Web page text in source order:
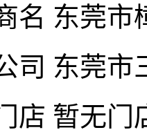
名 东莞市
司 东莞市
店 暂无门